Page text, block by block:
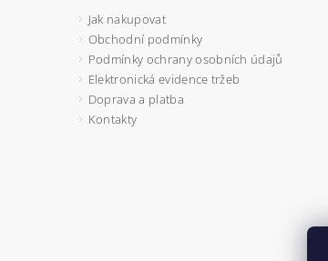
Jak nakupovat
Obchodní podmínky
Podmínky ochrany osobních údajů
Elektronická evidence tržeb
Doprava a platba
Kontakty